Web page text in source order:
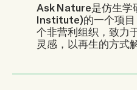
Ask Nature是仿生学
Institute)的一个项目
个非营利组织，致力
灵感，以再生的方式